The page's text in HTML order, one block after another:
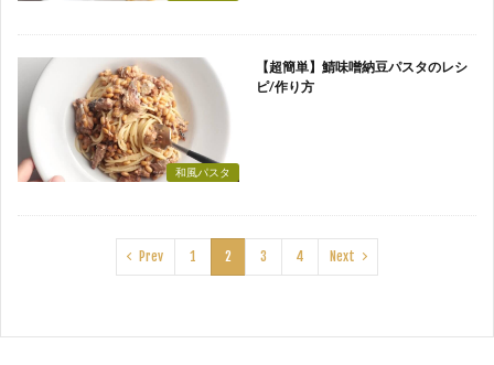
和風パスタ
【超簡単】鯖味噌納豆パスタのレシ
ピ/作り方
Prev 1 2 3 4 Next